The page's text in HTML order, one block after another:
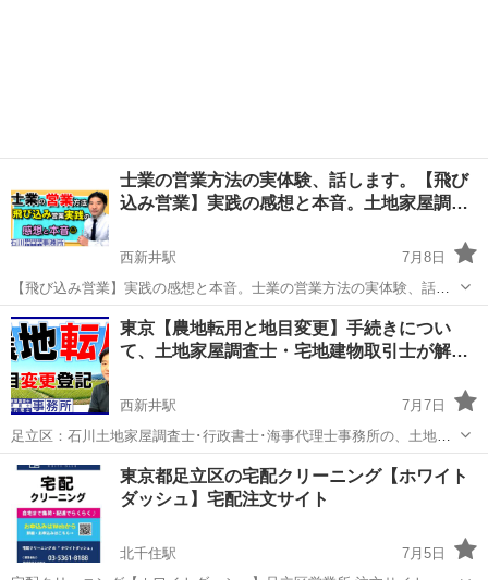
士業の営業方法の実体験、話します。【飛び
込み営業】実践の感想と本音。土地家屋調…
西新井駅
7月8日
【飛び込み営業】実践の感想と本音。士業の営業方法の実体験、話し
ます。土地家屋調査士や行政書士などの業務獲得をするために！足立
区西新井：石川土地家屋調査士･行政書士･海事代理士事務所
https://www.youtub...
東京 足立区 西新井駅 その他
東京【農地転用と地目変更】手続きについ
て、土地家屋調査士・宅地建物取引士が解
西新井駅
7月7日
足立区：石川土地家屋調査士･行政書士･海事代理士事務所の、土地家
屋調査士･宅地建物取引士・海事代理士：石川温彦です。 youtube動画
はじめてみました。 ＜農地転用と地目変更＞手続きについて、土地家
屋調査士・宅地...
東京 足立区 西新井駅 その他
東京都足立区の宅配クリーニング【ホワイト
ダッシュ】宅配注文サイト
北千住駅
7月5日